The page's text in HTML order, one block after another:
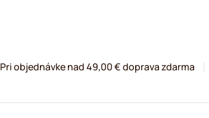
Pri objednávke nad 49,00 € doprava zdarma